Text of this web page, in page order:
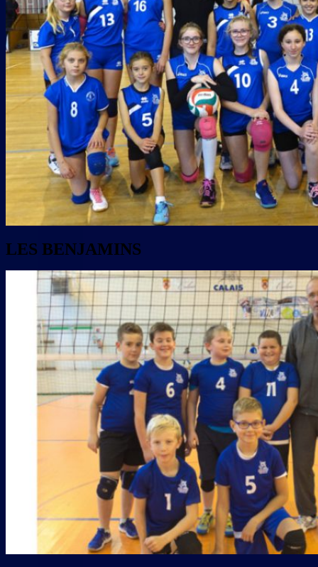
LES BENJAMINS